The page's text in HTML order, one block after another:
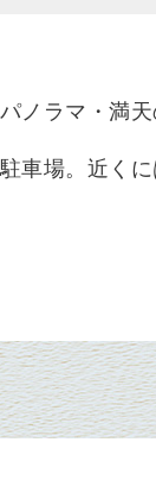
ノラマ・満
車場。近く